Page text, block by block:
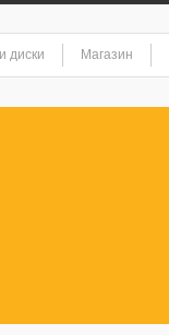
диски Магазин